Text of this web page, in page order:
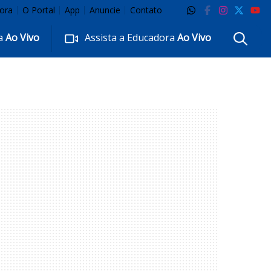
O Portal App Anuncie Contato
Ao Vivo Assista a EducadoraAo Vivo